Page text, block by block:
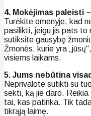
4. Mokėjimas paleisti
Turėkite omenyje, kad
pasilikti, jeigu jis pats to
sutiksite gausybę
Žmonės, kurie yra
visiems laikams.
5. Jums nebūtina
Neprivalote sutikti su
sekti, ką jie daro.
tai, kas patinka. Tik
tikrąją laimę.